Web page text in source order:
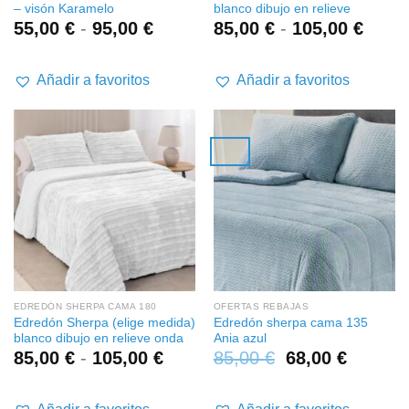
– visón Karamelo
55,00 € - 95,00 €Rango
95,00 €
Añadir a favoritos
blanco dibujo en relieve
85,00 € - 105,00 €
hasta
Añadir a favoritos
EDREDÓN SHERPA CAMA 180
Edredón Sherpa (elige medida)
blanco dibujo en relieve onda
85,00 € - 105,00 €Rango
OFERTAS REBAJAS
Edredón sherpa cama 135
Ania azul
85,00€ 68,00 €